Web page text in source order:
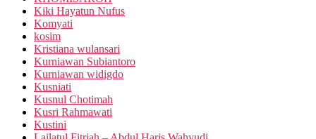
Kiki Hayatun Nufus
Komyati
kosim
Kristiana wulansari
Kurniawan Subiantoro
Kurniawan widigdo
Kusniati
Kusnul Chotimah
Kusri Rahmawati
Kustini